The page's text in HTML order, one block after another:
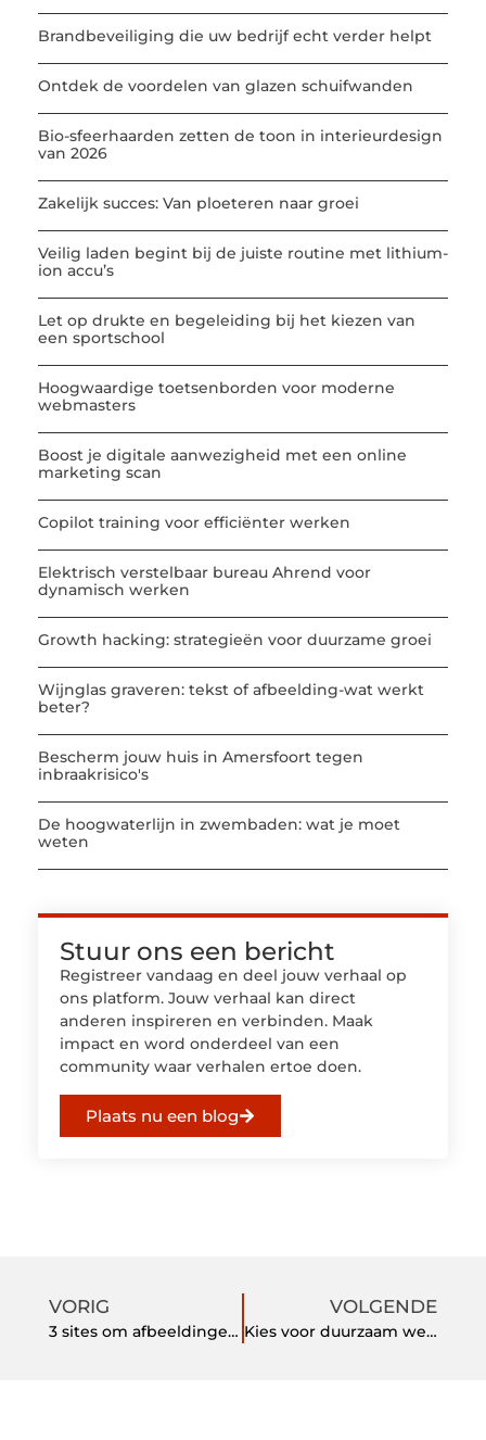
Brandbeveiliging die uw bedrijf echt verder helpt
Ontdek de voordelen van glazen schuifwanden
Bio-sfeerhaarden zetten de toon in interieurdesign
van 2026
Zakelijk succes: Van ploeteren naar groei
Veilig laden begint bij de juiste routine met lithium-
ion accu’s
Let op drukte en begeleiding bij het kiezen van
een sportschool
Hoogwaardige toetsenborden voor moderne
webmasters
Boost je digitale aanwezigheid met een online
marketing scan
Copilot training voor efficiënter werken
Elektrisch verstelbaar bureau Ahrend voor
dynamisch werken
Growth hacking: strategieën voor duurzame groei
Wijnglas graveren: tekst of afbeelding-wat werkt
beter?
Bescherm jouw huis in Amersfoort tegen
inbraakrisico's
De hoogwaterlijn in zwembaden: wat je moet
weten
Stuur ons een bericht
Registreer vandaag en deel jouw verhaal op
ons platform. Jouw verhaal kan direct
anderen inspireren en verbinden. Maak
impact en word onderdeel van een
community waar verhalen ertoe doen.
Plaats nu een blog
VORIG
3 sites om afbeeldingen naar andere formaten te converteren
VOLGENDE
Kies voor duurzaam wegwerpservies